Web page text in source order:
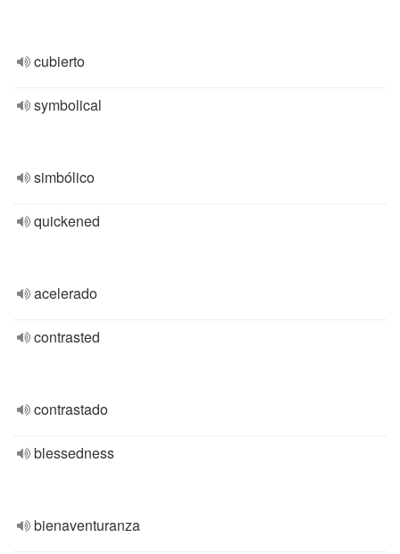
cubierto
symbolical
simbólico
quickened
acelerado
contrasted
contrastado
blessedness
bienaventuranza